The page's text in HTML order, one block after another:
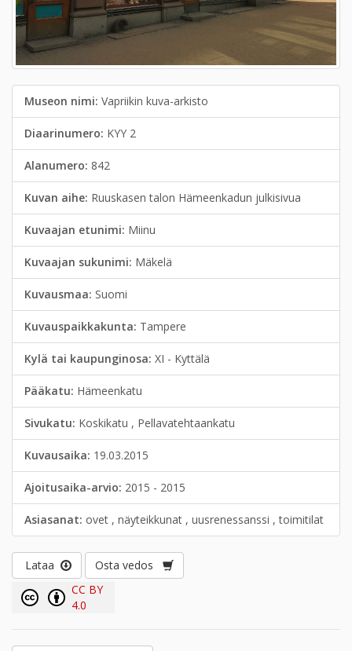
Museon nimi: Vapriikin kuva-arkisto
Diaarinumero: KYY 2
Alanumero: 842
Kuvan aihe: Ruuskasen talon Hämeenkadun julkisivua
Kuvaajan etunimi: Miinu
Kuvaajan sukunimi: Mäkelä
Kuvausmaa: Suomi
Kuvauspaikkakunta: Tampere
Kylä tai kaupunginosa: XI - Kyttälä
Pääkatu: Hämeenkatu
Sivukatu: Koskikatu , Pellavatehtaankatu
Kuvausaika: 19.03.2015
Ajoitusaika-arvio: 2015 - 2015
Asiasanat: ovet , näyteikkunat , uusrenessanssi , toimitilat
Lataa
Osta vedos
CC BY
4.0